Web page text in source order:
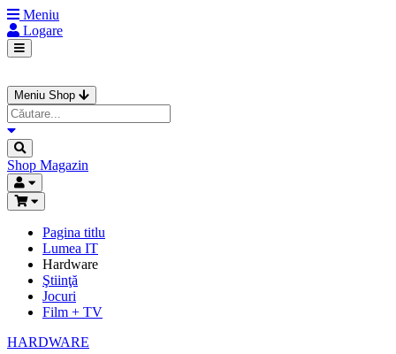
Meniu
Logare
Meniu Shop
Shop Magazin
Pagina titlu
Lumea IT
Hardware
Ştiinţă
Jocuri
Film + TV
HARDWARE